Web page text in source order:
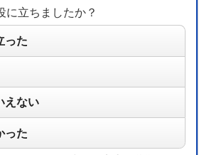
に立ちましたか？
った
えない
った